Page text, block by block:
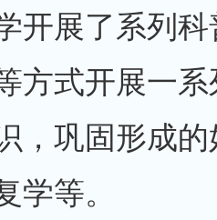
开展了系列
方式开展一
，巩固形成
学等。